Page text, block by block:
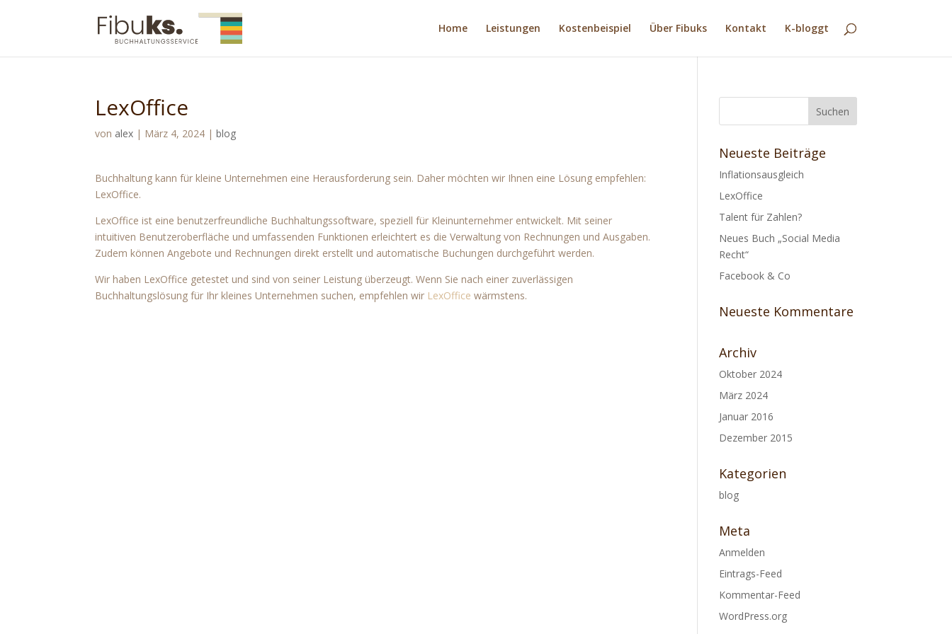
Home Leistungen Kostenbeispiel Über Fibuks Kontakt K-bloggt
LexOffice
von alex | März 4, 2024 |blog
Buchhaltung kann für kleine Unternehmen eine Herausforderung sein. Daher möchten wir Ihnen eine Lösung empfehlen:
LexOffice.
LexOffice ist eine benutzerfreundliche Buchhaltungssoftware, speziell für Kleinunternehmer entwickelt. Mit seiner
intuitiven Benutzeroberfläche und umfassenden Funktionen erleichtert es die Verwaltung von Rechnungen und Ausgaben.
Zudem können Angebote und Rechnungen direkt erstellt und automatische Buchungen durchgeführt werden.
Wir haben LexOffice getestet und sind von seiner Leistung überzeugt. Wenn Sie nach einer zuverlässigen
Buchhaltungslösung für Ihr kleines Unternehmen suchen, empfehlen wir LexOffice wärmstens.
Neueste Beiträge
Inflationsausgleich
LexOffice
Talent für Zahlen?
Neues Buch „Social Media
Recht“
Facebook & Co
Neueste Kommentare
Archiv
Oktober 2024
März 2024
Januar 2016
Dezember 2015
Kategorien
blog
Meta
Anmelden
Eintrags-Feed
Kommentar-Feed
WordPress.org